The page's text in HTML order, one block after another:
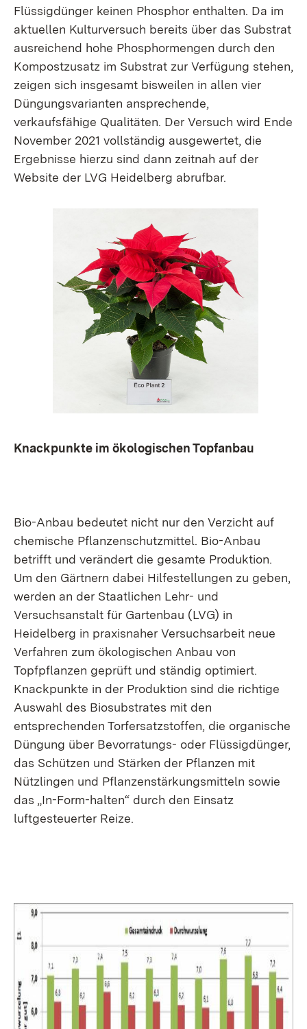
Flüssigdünger keinen Phosphor enthalten. Da im
aktuellen Kulturversuch bereits über das Substrat
ausreichend hohe Phosphormengen durch den
Kompostzusatz im Substrat zur Verfügung stehen,
zeigen sich insgesamt bisweilen in allen vier
Düngungsvarianten ansprechende,
verkaufsfähige Qualitäten. Der Versuch wird Ende
November 2021 vollständig ausgewertet, die
Ergebnisse hierzu sind dann zeitnah auf der
Website der LVG Heidelberg abrufbar.
Knackpunkte im ökologischen Topfanbau
Bio-Anbau bedeutet nicht nur den Verzicht auf
chemische Pflanzenschutzmittel. Bio-Anbau
betrifft und verändert die gesamte Produktion.
Um den Gärtnern dabei Hilfestellungen zu geben,
werden an der Staatlichen Lehr- und
Versuchsanstalt für Gartenbau (LVG) in
Heidelberg in praxisnaher Versuchsarbeit neue
Verfahren zum ökologischen Anbau von
Topfpflanzen geprüft und ständig optimiert.
Knackpunkte in der Produktion sind die richtige
Auswahl des Biosubstrates mit den
entsprechenden Torfersatzstoffen, die organische
Düngung über Bevorratungs- oder Flüssigdünger,
das Schützen und Stärken der Pflanzen mit
Nützlingen und Pflanzenstärkungsmitteln sowie
das „In-Form-halten“ durch den Einsatz
luftgesteuerter Reize.